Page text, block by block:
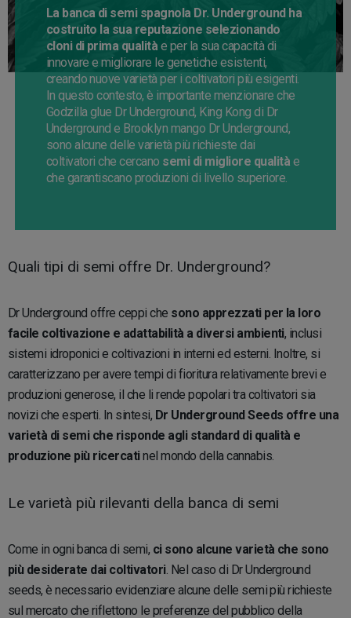
La banca di semi spagnola Dr. Underground ha
costruito la sua reputazione selezionando
cloni di prima qualità e per la sua capacità di
innovare e migliorare le genetiche esistenti,
creando nuove varietà per i coltivatori più esigenti.
In questo contesto, è importante menzionare che
Godzilla glue Dr Underground, King Kong di Dr
Underground e Brooklyn mango Dr Underground,
sono alcune delle varietà più richieste dai
coltivatori che cercano semi di migliore qualità e
che garantiscano produzioni di livello superiore.
Quali tipi di semi offre Dr. Underground?
Dr Underground offre ceppi che sono apprezzati per la loro
facile coltivazione e adattabilità a diversi ambienti, inclusi
sistemi idroponici e coltivazioni in interni ed esterni. Inoltre, si
caratterizzano per avere tempi di fioritura relativamente brevi e
produzioni generose, il che li rende popolari tra coltivatori sia
novizi che esperti. In sintesi, Dr Underground Seeds offre una
varietà di semi che risponde agli standard di qualità e
produzione più ricercatinel mondo della cannabis.
Le varietà più rilevanti della banca di semi
Come in ogni banca di semi, ci sono alcune varietà che sono
più desiderate dai coltivatori. Nel caso di Dr Underground
seeds, è necessario evidenziare alcune delle semi più richieste
sul mercato che riflettono le preferenze del pubblico della